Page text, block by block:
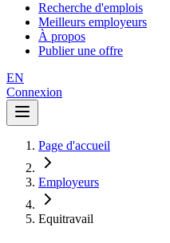
Recherche d'emplois
Meilleurs employeurs
À propos
Publier une offre
EN
Connexion
Page d'accueil
Employeurs
Equitravail